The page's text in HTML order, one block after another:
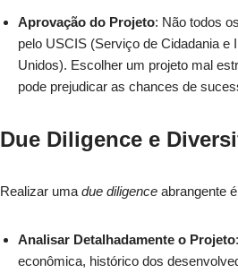
Aprovação do Projeto: Não todos
pelo USCIS (Serviço de Cidadania e
Unidos). Escolher um projeto mal
pode prejudicar as chances de
Due Diligence e
Realizar uma due diligence abrangente
Analisar Detalhadamente o Projeto
econômica, histórico dos